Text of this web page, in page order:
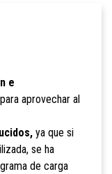
e
para aprovechar al
ya que si
se ha
de carga